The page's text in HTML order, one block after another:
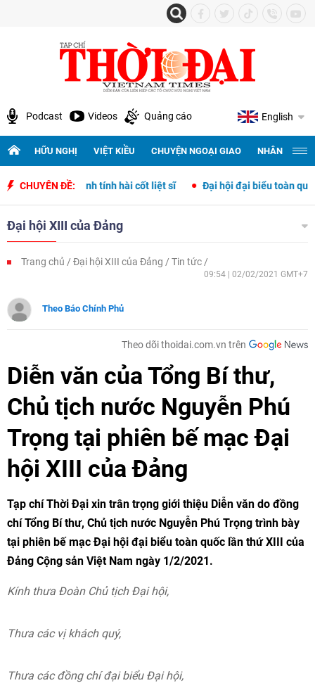
Podcast Videos Quảng cáo English
HỮU NGHỊ VIỆT KIỀU CHUYỆN NGOẠI GIAO NHÂN
CHUYÊN ĐỀ:
danh tính hài cốt liệt sĩ Đại hội đại biểu toàn quốc Mặt trận
Đại hội XIII của Đảng
Trang chủ Đại hội XIII của Đảng Tin tức
09:54 | 02/02/2021 GMT+7
Theo Báo Chính Phủ
Theo dõi thoidai.com.vn trên
Diễn văn của Tổng Bí thư,
Chủ tịch nước Nguyễn Phú
Trọng tại phiên bế mạc Đại
hội XIII của Đảng
Tạp chí Thời Đại xin trân trọng giới thiệu Diễn văn do đồng
chí Tổng Bí thư, Chủ tịch nước Nguyễn Phú Trọng trình bày
tại phiên bế mạc Đại hội đại biểu toàn quốc lần thứ XIII của
Đảng Cộng sản Việt Nam ngày 1/2/2021.
Kính thưa Đoàn Chủ tịch Đại hội,
Thưa các vị khách quý,
Thưa các đồng chí đại biểu Đại hội,